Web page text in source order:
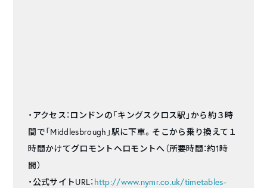
・アクセス：ロンドンの「キングスクロス駅」から約３時
間で「Middlesbrough」駅に下車。そこから乗り換えて１
時間かけてグロモントヘロモントへ（所要時間：約1時
間）
・公式サイトURL： http://www.nymr.co.uk/timetables-